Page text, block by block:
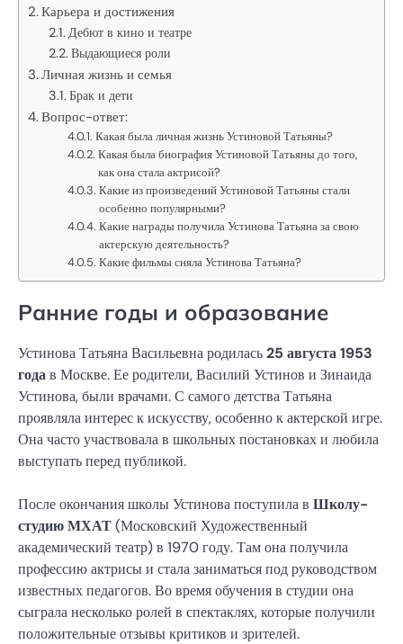
Карьера и достижения
Дебют в кино и театре
Выдающиеся роли
Личная жизнь и семья
Брак и дети
Вопрос-ответ:
Какая была личная жизнь Устиновой Татьяны?
Какая была биография Устиновой Татьяны до того,
как она стала актрисой?
Какие из произведений Устиновой Татьяны стали
особенно популярными?
Какие награды получила Устинова Татьяна за свою
актерскую деятельность?
Какие фильмы сняла Устинова Татьяна?
Ранние годы и образование
Устинова Татьяна Васильевна родилась25 августа 1953
годав Москве. Ее родители, Василий Устинов и Зинаида
Устинова, были врачами. С самого детства Татьяна
проявляла интерес к искусству, особенно к актерской игре.
Она часто участвовала в школьных постановках и любила
выступать перед публикой.
После окончания школы Устинова поступила в Школу-
студию МХАТ(Московский Художественный
академический театр) в 1970 году. Там она получила
профессию актрисы и стала заниматься под руководством
известных педагогов. Во время обучения в студии она
сыграла несколько ролей в спектаклях, которые получили
положительные отзывы критиков и зрителей.